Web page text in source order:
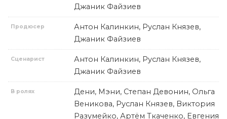
Джаник Файзиев
Продюсер
Антон Калинкин, Руслан Князев,
Джаник Файзиев
Сценарист
Антон Калинкин, Руслан Князев,
Джаник Файзиев
В ролях
Дени, Мэни, Степан Девонин, Ольга
Веникова, Руслан Князев, Виктория
Разумейко, Артём Ткаченко, Евгения